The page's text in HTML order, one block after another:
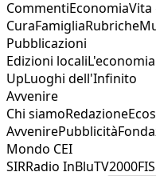
CommentiEconomiaVita
CuraFamigliaRubriche
Pubblicazioni
Edizioni locali
UpLuoghi dell'Infinito
Avvenire
Chi siamoRedazione
AvvenirePubblicità
Mondo CEI
SIRRadio InBluTV2000